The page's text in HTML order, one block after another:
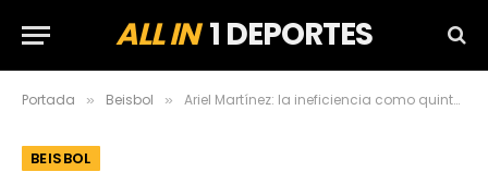
ALL IN1 DEPORTES
Portada » Beisbol » Ariel Martínez: la ineficiencia como quinto bate de Cuba en el Premier 12
BEISBOL